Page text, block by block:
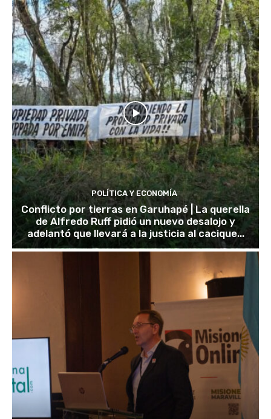
POLÍTICA Y ECONOMÍA
Conflicto por tierras en Garuhapé | La querella
de Alfredo Ruff pidió un nuevo desalojo y
adelantó que llevará a la justicia al cacique...